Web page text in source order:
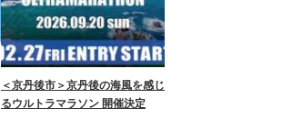
＜京丹後市＞京丹後の海風を感じ
るウルトラマラソン 開催決定